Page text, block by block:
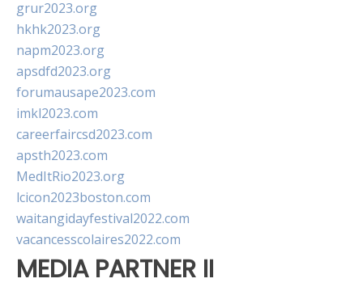
grur2023.org
hkhk2023.org
napm2023.org
apsdfd2023.org
forumausape2023.com
imkl2023.com
careerfaircsd2023.com
apsth2023.com
MedItRio2023.org
lcicon2023boston.com
waitangidayfestival2022.com
vacancesscolaires2022.com
MEDIA PARTNER II